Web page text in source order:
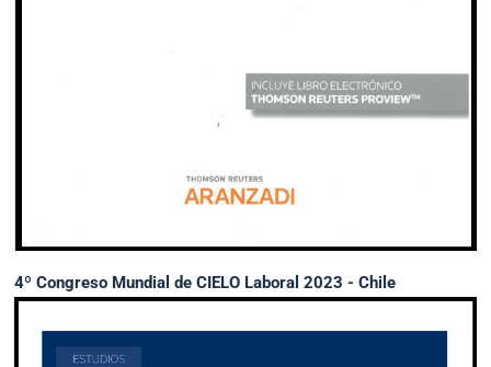
4º Congreso Mundial de CIELO Laboral 2023 - Chile